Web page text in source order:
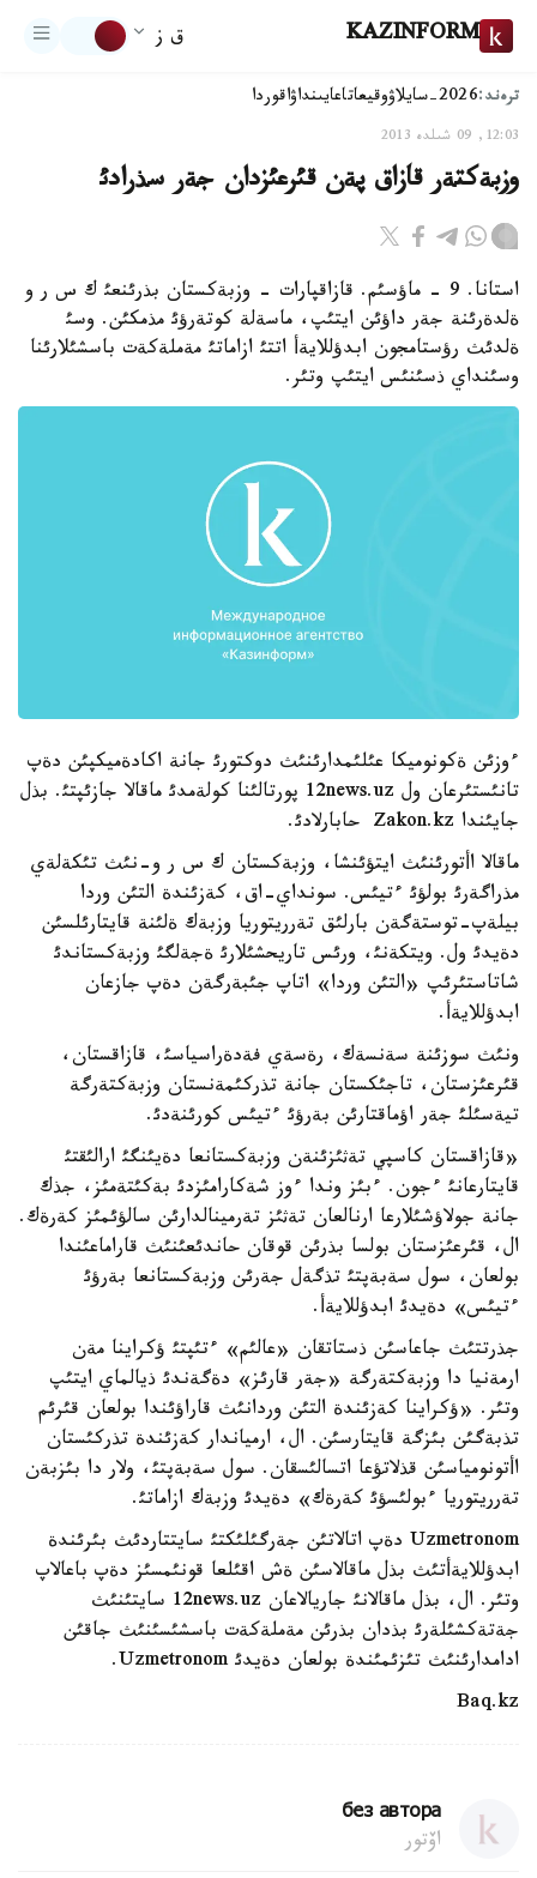
KAZINFORM ق ز
ترەند:2026-سايلاۋ وقيعاتاعايىنداۋاقوردا
12:03, 09 شىلدە 2013
وزبةكتةر قازاق پةن قئرعئزدان جةر سذرادئ
استانا. 9 - ماؤسئم. قازاقپارات - وزبةكستان بذرئنعئ ك س ر و
ةلدةرئنة جةر داؤئن ايتئپ، ماسةلة كوتةرؤئ مذمكئن. وسئ
ةلدئث رؤستامجون ابدؤللايةأ اتتئ ازاماتئ مةملةكةت باسشئلارئنا
وسئنداي ذسئنئس ايتئپ وتئر.
ءوزئن ةكونوميكا عئلئمدارئنئث دوكتورئ جانة اكادةميكپئن دةپ
تانئستئرعان ول 12news.uz پورتالئنا كولةمدئ ماقالا جازئپتئ. بذل
جايئندا Zakon.kz حابارلادئ.
ماقالا اأتورئنئث ايتؤئنشا، وزبةكستان ك س ر و-نئث تئكةلةي
مذراگةرئ بولؤئ ءتيئس. سونداي-اق، كةزئندة التئن وردا
بيلةپ-توستةگةن بارلئق تةرريتوريا وزبةك ةلئنة قايتارئلسئن
دةيدئ ول. ويتكةنئ، ورئس تاريحشئلارئ ةجةلگئ وزبةكستاندئ
شاتاستئرئپ «التئن وردا» اتاپ جئبةرگةن دةپ جازعان
ابدؤللايةأ.
ونئث سوزئنة سةنسةك، رةسةي فةدةراسياسئ، قازاقستان،
قئرعئزستان، تاجئكستان جانة تذركئمةنستان وزبةكتةرگة
تيةسئلئ جةر اؤماقتارئن بةرؤئ ءتيئس كورئنةدئ.
«قازاقستان كاسپي تةثئزئنةن وزبةكستانعا دةيئنگئ ارالئقتئ
قايتارعانئ ءجون. ءبئز وندا ءوز شةكارامئزدئ بةكئتةمئز، جذك
جانة جولاؤشئلارعا ارنالعان تةثئز تةرمينالدارئن سالؤئمئز كةرةك.
ال، قئرعئزستان بولسا بذرئن قوقان حاندئعئنئث قاراماعئندا
بولعان، سول سةبةپتئ تذگةل جةرئن وزبةكستانعا بةرؤئ
ءتيئس» دةيدئ ابدؤللايةأ.
جذرتتئث جاعاسئن ذستاتقان «عالئم» ءتئپتئ ؤكراينا مةن
ارمةنيا دا وزبةكتةرگة «جةر قارئز» دةگةندئ ذيالماي ايتئپ
وتئر. «ؤكراينا كةزئندة التئن وردانئث قاراؤئندا بولعان قئرئم
تذبةگئن بئزگة قايتارسئن. ال، ارمياندار كةزئندة تذركئستان
اأتونومياسئن قذلاتؤعا اتسالئسقان. سول سةبةپتئ، ولار دا بئزبةن
تةرريتوريا ءبولئسؤئ كةرةك» دةيدئ وزبةك ازاماتئ.
Uzmetronom دةپ اتالاتئن جةرگئلئكتئ سايتتاردئث بئرئندة
ابدؤللايةأتئث بذل ماقالاسئن ةش اقئلعا قونئمسئز دةپ باعالاپ
وتئر. ال، بذل ماقالانئ جاريالاعان 12news.uz سايتئنئث
جةتةكشئلةرئ بذدان بذرئن مةملةكةت باسشئسئنئث جاقئن
ادامدارئنئث تئزئمئندة بولعان دةيدئ Uzmetronom.
Baq.kz
без автора
اۆتور